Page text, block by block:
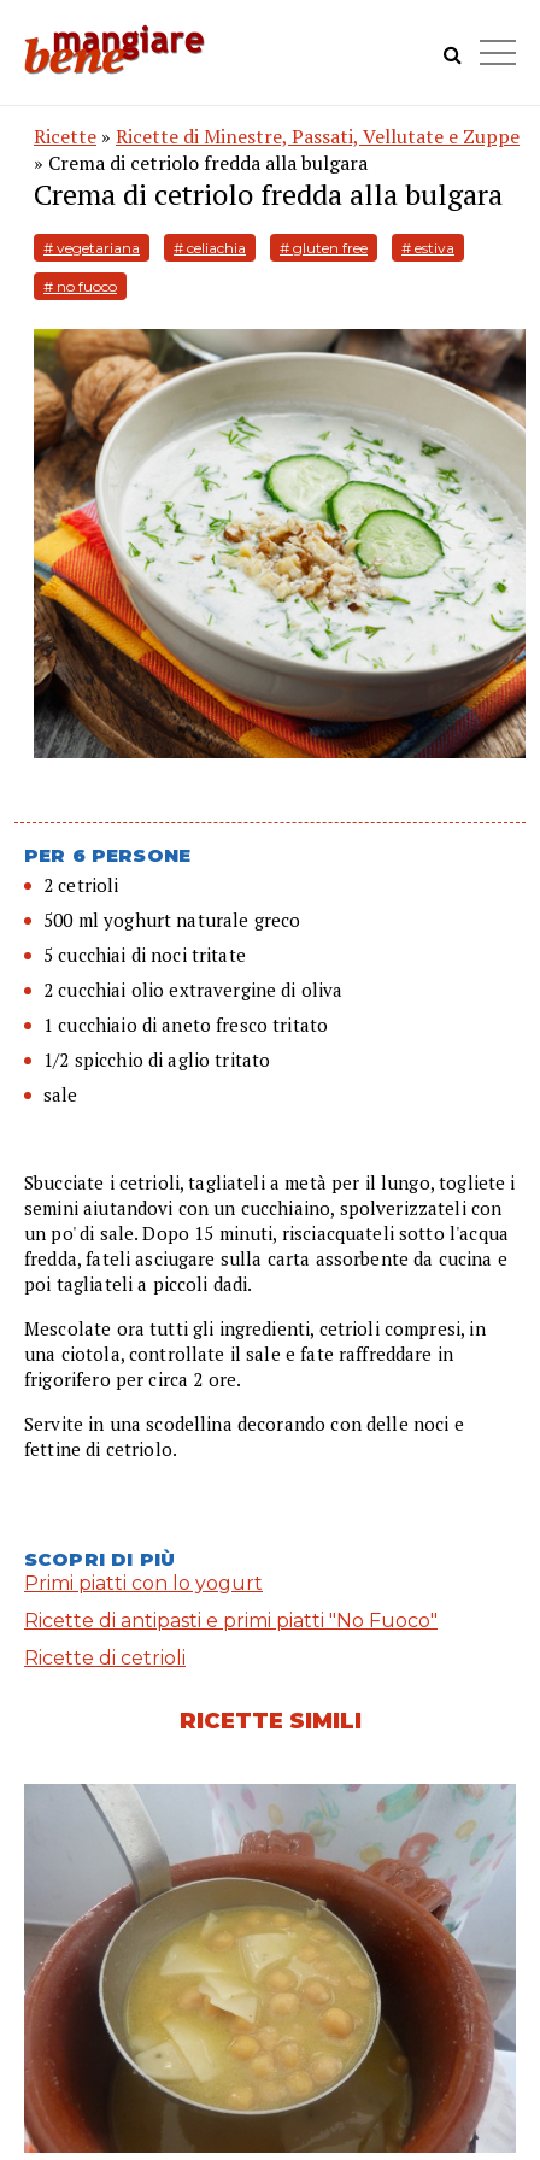
Ricette » Ricette di Minestre, Passati, Vellutate e Zuppe
» Crema di cetriolo fredda alla bulgara
Crema di cetriolo fredda alla bulgara
# vegetariana # celiachia # gluten free # estiva
# no fuoco
PER 6 PERSONE
2 cetrioli
500 ml yoghurt naturale greco
5 cucchiai di noci tritate
2 cucchiai olio extravergine di oliva
1 cucchiaio di aneto fresco tritato
1/2 spicchio di aglio tritato
sale
Sbucciate i cetrioli, tagliateli a metà per il lungo, togliete i
semini aiutandovi con un cucchiaino, spolverizzateli con
un po' di sale. Dopo 15 minuti, risciacquateli sotto l'acqua
fredda, fateli asciugare sulla carta assorbente da cucina e
poi tagliateli a piccoli dadi.
Mescolate ora tutti gli ingredienti, cetrioli compresi, in
una ciotola, controllate il sale e fate raffreddare in
frigorifero per circa 2 ore.
Servite in una scodellina decorando con delle noci e
fettine di cetriolo.
SCOPRI DI PIÙ
Primi piatti con lo yogurt
Ricette di antipasti e primi piatti "No Fuoco"
Ricette di cetrioli
RICETTE SIMILI